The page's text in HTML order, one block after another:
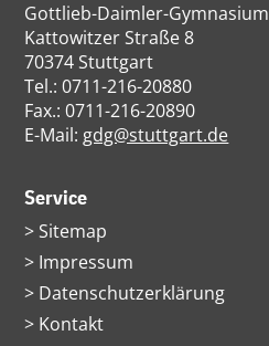
Gottlieb-Daimler-Gymnasium
Kattowitzer Straße 8
70374 Stuttgart
Tel.: 0711-216-20880
Fax.: 0711-216-20890
E-Mail: gdg@stuttgart.de
Service
Navigation
überspringen
Sitemap
Impressum
Datenschutzerklärung
Kontakt